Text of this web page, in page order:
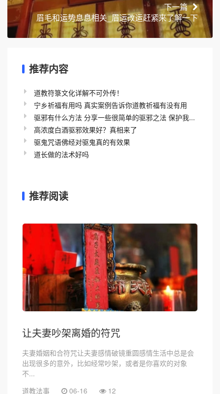
下一篇
眉毛和运势息息相关_眉运改运赶紧来了解一下
推荐内容
道教符箓文化详解不可外传！
宁乡祈福有用吗 真实案例告诉你道教祈福有没有用
驱邪有什么方法 分享一些很简单的驱邪之法 保护我...
高浓度白酒驱邪效果好？真相来了
驱鬼咒语佛经对驱鬼真的有效果
道长做的法术好吗
推荐阅读
让夫妻吵架离婚的符咒
夫妻婚姻和合符咒让夫妻感情破镜重圆感情生活中总是会
出现很多的意外，比如经常吵架，或者是你喜欢的对象
不...
道教法事
06-16 12